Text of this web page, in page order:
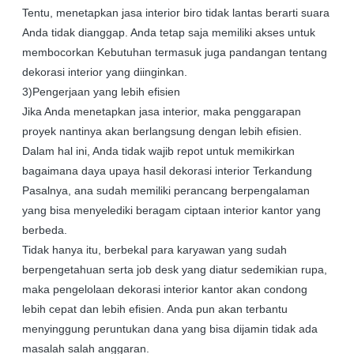
Tentu, menetapkan jasa interior biro tidak lantas berarti suara
Anda tidak dianggap. Anda tetap saja memiliki akses untuk
membocorkan Kebutuhan termasuk juga pandangan tentang
dekorasi interior yang diinginkan.
3)Pengerjaan yang lebih efisien
Jika Anda menetapkan jasa interior, maka penggarapan
proyek nantinya akan berlangsung dengan lebih efisien.
Dalam hal ini, Anda tidak wajib repot untuk memikirkan
bagaimana daya upaya hasil dekorasi interior Terkandung
Pasalnya, ana sudah memiliki perancang berpengalaman
yang bisa menyelediki beragam ciptaan interior kantor yang
berbeda.
Tidak hanya itu, berbekal para karyawan yang sudah
berpengetahuan serta job desk yang diatur sedemikian rupa,
maka pengelolaan dekorasi interior kantor akan condong
lebih cepat dan lebih efisien. Anda pun akan terbantu
menyinggung peruntukan dana yang bisa dijamin tidak ada
masalah salah anggaran.